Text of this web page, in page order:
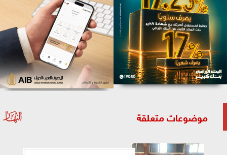
موضوعات متعلقة